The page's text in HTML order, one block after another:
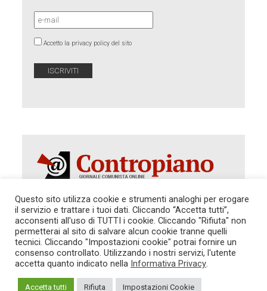
Accetto la privacy policy del sito
Autorizzazione del Tribunale di Roma 286 del 31
dicembre 2014. Direttore Responsabile: Sergio
Cararo. Indirizzo: V.Casalbruciato 27- sc. B - 00159
Roma -
Tel. 06.640.122.19 -redazione@contropiano.org
TG CONTROPIANO
LINK CONSIGLIATI
Questo sito utilizza cookie e strumenti analoghi per erogare
il servizio e trattare i tuoi dati. Cliccando “Accetta tutti”,
acconsenti all'uso di TUTTI i cookie. Cliccando "Rifiuta" non
permetterai al sito di salvare alcun cookie tranne quelli
tecnici. Cliccando "Impostazioni cookie" potrai fornire un
consenso controllato. Utilizzando i nostri servizi, l'utente
accetta quanto indicato nella Informativa Privacy.
Accetta tutti Rifiuta Impostazioni Cookie